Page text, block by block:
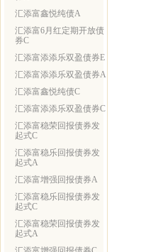
汇添富鑫悦纯债A
汇添富6月红定期开放债
券C
汇添富添添乐双盈债券E
汇添富添添乐双盈债券A
汇添富鑫悦纯债C
汇添富添添乐双盈债券C
汇添富稳荣回报债券发
起式C
汇添富稳乐回报债券发
起式A
汇添富增强回报债券A
汇添富稳乐回报债券发
起式C
汇添富稳荣回报债券发
起式A